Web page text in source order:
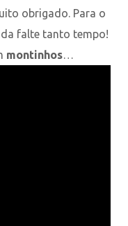
obrigado. Para o
falte tanto tempo!
montinhos…